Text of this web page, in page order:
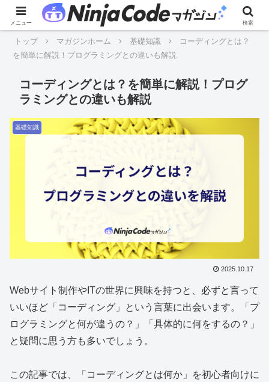
トップ マガジンホーム 基礎知識
コーディングとは？
を簡単に解説！プログラミングとの違いも解説
コーディングとは？を簡単に解説！プログ
ラミングとの違いも解説
基礎知識
2025.10.17
Webサイト制作やITの世界に興味を持つと、必ずと言って
いいほど「コーディング」という言葉に出会います。「プ
ログラミングと何が違うの？」「具体的に何をするの？」
と疑問に思う方も多いでしょう。
この記事では、「コーディングとは何か」を初心者向けに
メニュー 検索